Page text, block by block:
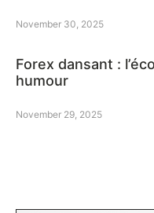
November 30, 2025
Forex dansant :
humour
November 29, 2025